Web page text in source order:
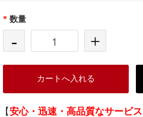
* 数量
- +
カートへ入れる
【安心・迅速・高品質なサービ